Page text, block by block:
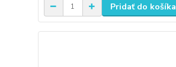
Pridať do košíka